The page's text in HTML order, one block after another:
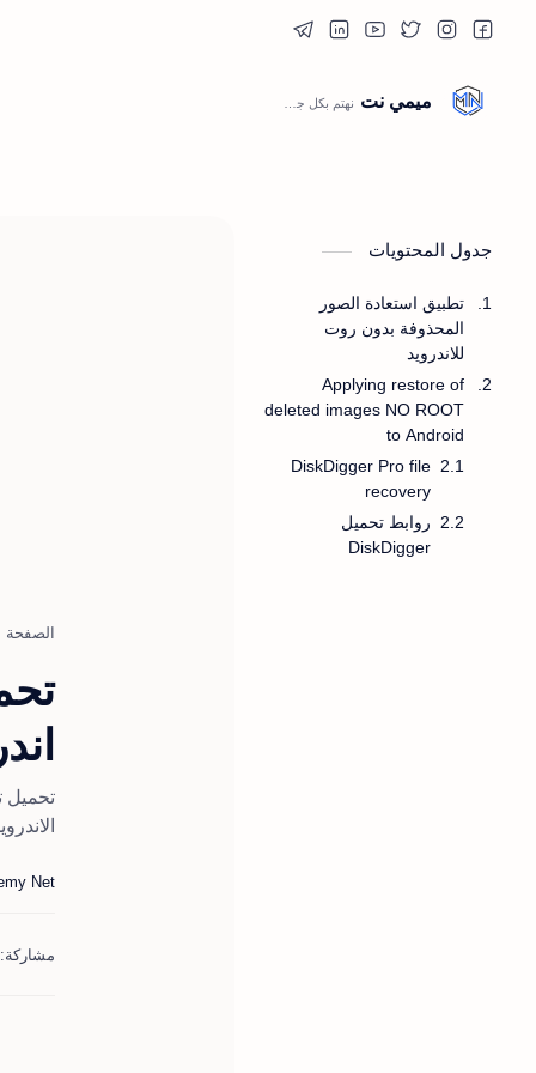
ميمي نت
جدول المحتويات
تطبيق استعادة الصور
المحذوفة بدون روت
للاندرويد
Applying restore of
deleted images NO ROOT
to Android
DiskDigger Pro file
recovery
روابط تحميل
DiskDigger
الصفحة
تحميل